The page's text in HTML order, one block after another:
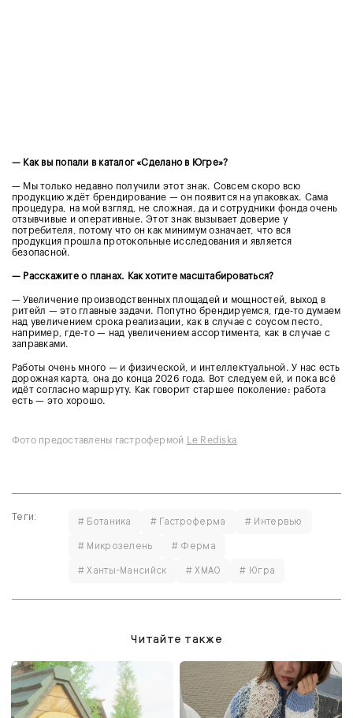
— Как вы попали в каталог «Сделано в Югре»?
— Мы только недавно получили этот знак. Совсем скоро всю
продукцию ждёт брендирование — он появится на упаковках. Сама
процедура, на мой взгляд, не сложная, да и сотрудники фонда очень
отзывчивые и оперативные. Этот знак вызывает доверие у
потребителя, потому что он как минимум означает, что вся
продукция прошла протокольные исследования и является
безопасной.
— Расскажите о планах. Как хотите масштабироваться?
— Увеличение производственных площадей и мощностей, выход в
ритейл — это главные задачи. Попутно брендируемся, где-то думаем
над увеличением срока реализации, как в случае с соусом песто,
например, где-то — над увеличением ассортимента, как в случае с
заправками.
Работы очень много — и физической, и интеллектуальной. У нас есть
дорожная карта, она до конца 2026 года. Вот следуем ей, и пока всё
идёт согласно маршруту. Как говорит старшее поколение: работа
есть — это хорошо.
Фото предоставлены гастрофермой Le Rediska
Теги: # Ботаника # Гастроферма
# Интервью
# Микрозелень
# Ферма
# Ханты-Мансийск
# ХМАО # Югра
Читайте также